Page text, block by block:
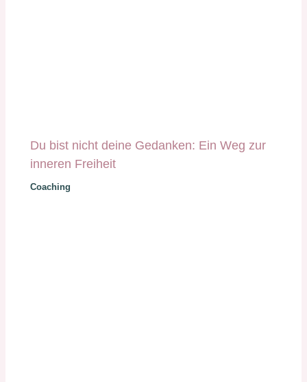
Du bist nicht deine Gedanken: Ein Weg zur
inneren Freiheit
Coaching